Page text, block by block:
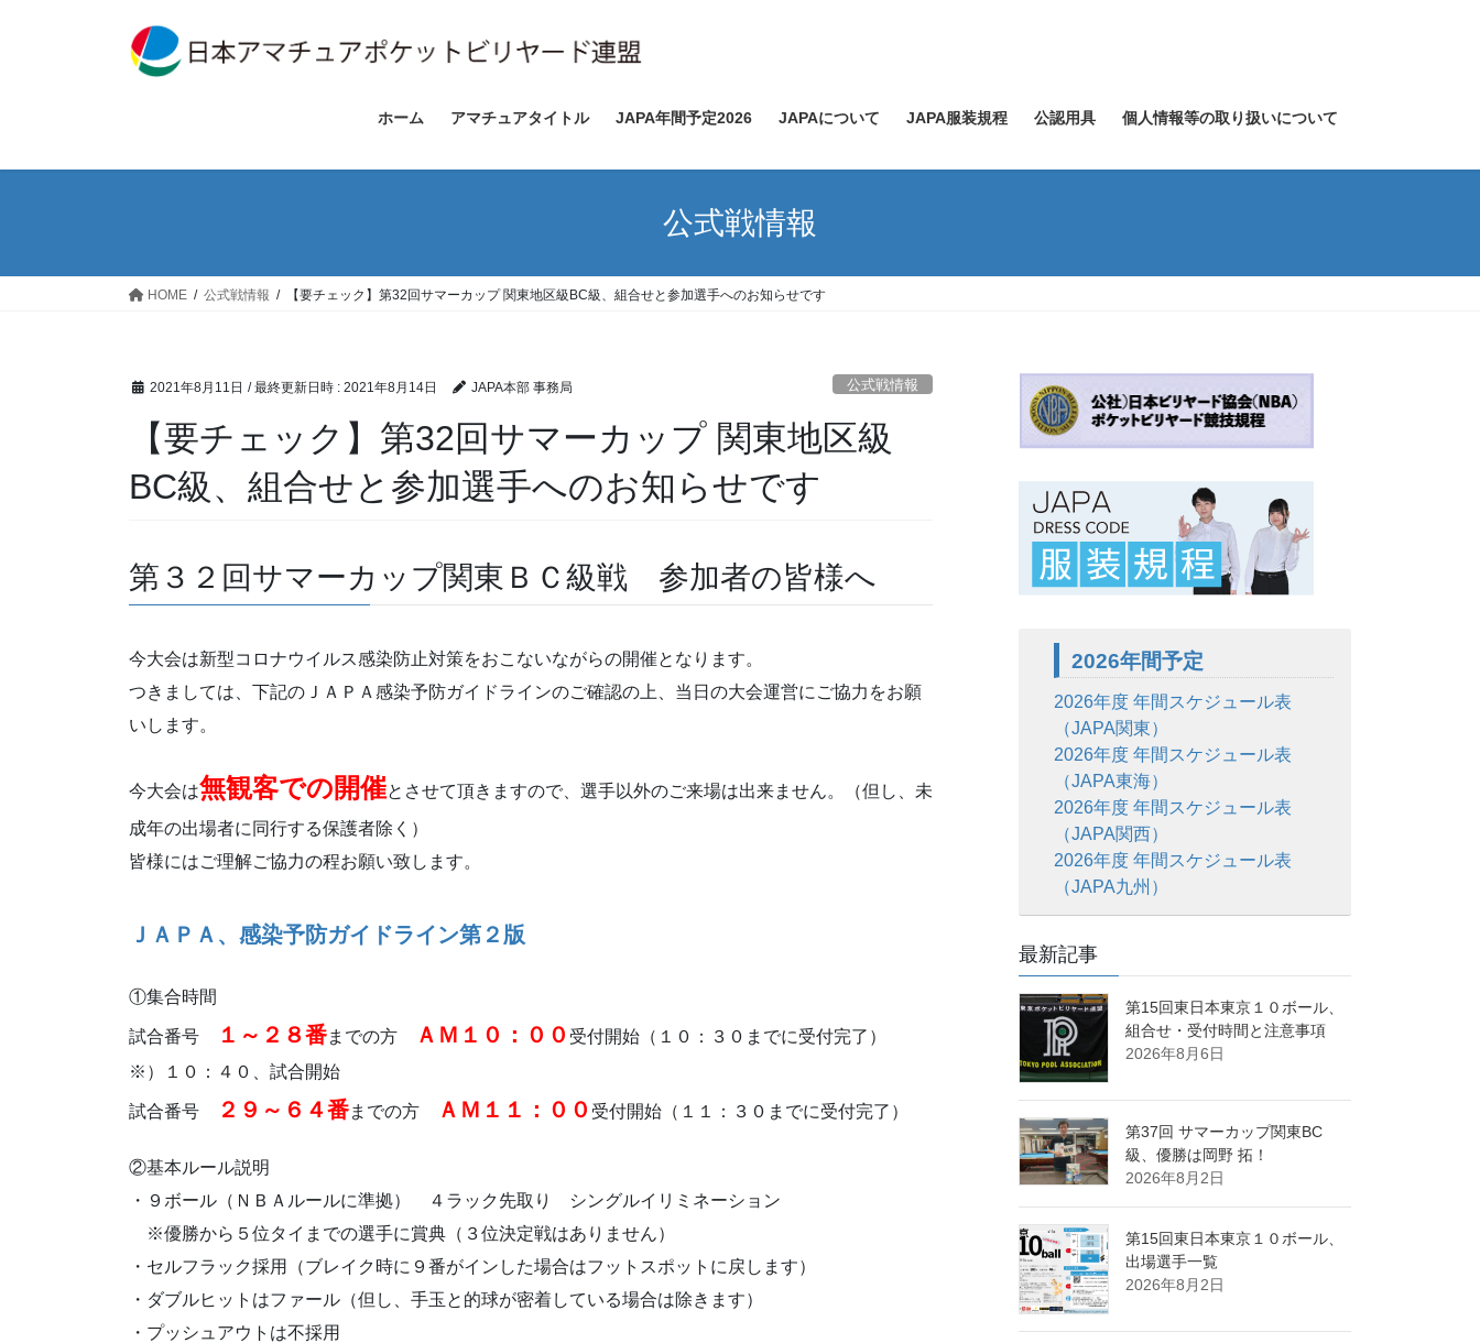
ス
ン
ホーム アマチュアタイトル JAPA年間予定2026 JAPAについて JAPA服装規程 公認用具 個人情報等の取り扱いについて
公式戦情報
HOME 公式戦情報 【要チェック】第32回サマーカップ 関東地区級BC級、組合せと参加選手へのお知らせです
2021年8月11日 / 最終更新日時 : 2021年8月14日 JAPA本部 事務局 公式戦情報
【要チェック】第32回サマーカップ 関東地区級
BC級、組合せと参加選手へのお知らせです
第３２回サマーカップ関東ＢＣ級戦 参加者の皆様へ
今大会は新型コロナウイルス感染防止対策をおこないながらの開催となります。
つきましては、下記のＪＡＰＡ感染予防ガイドラインのご確認の上、当日の大会運営にご協力をお願
いします。
今大会は無観客での開催とさせて頂きますので、選手以外のご来場は出来ません。（但し、未
成年の出場者に同行する保護者除く）
皆様にはご理解ご協力の程お願い致します。
ＪＡＰＡ、感染予防ガイドライン第２版
①集合時間
試合番号 １～２８番までの方 ＡＭ１０：００ 受付開始（１０：３０までに受付完了）
※）１０：４０、試合開始
試合番号 ２９～６４番までの方 ＡＭ１１：００ 受付開始（１１：３０までに受付完了）
②基本ルール説明
・９ボール（ＮＢＡルールに準拠） ４ラック先取り シングルイリミネーション
※優勝から５位タイまでの選手に賞典（３位決定戦はありません）
・セルフラック採用（ブレイク時に９番がインした場合はフットスポットに戻します）
・ダブルヒットはファール（但し、手玉と的球が密着している場合は除きます）
・プッシュアウトは不採用
2026年間予定
2026年度 年間スケジュール表
（JAPA関東）
2026年度 年間スケジュール表
（JAPA東海）
2026年度 年間スケジュール表
（JAPA関西）
2026年度 年間スケジュール表
（JAPA九州）
最新記事
第15回東日本東京１０ボール、
組合せ・受付時間と注意事項
2026年8月6日
第37回 サマーカップ関東BC
級、優勝は岡野 拓！
2026年8月2日
第15回東日本東京１０ボール、
出場選手一覧
2026年8月2日